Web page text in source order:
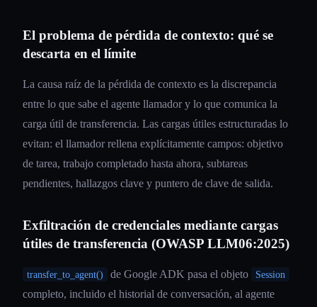
El problema de pérdida de contexto: qué se
descarta en el límite
La causa raíz de la pérdida de contexto es la discrepancia
entre lo que sabe el agente llamador y lo que comunica la
carga útil de transferencia. Las cargas útiles estructuradas lo
evitan: el llamador rellena explícitamente campos: objetivo
de tarea, trabajo completado hasta ahora, subtareas
pendientes, hallazgos clave y puntero de clave de salida.
Exfiltración de credenciales mediante cargas
útiles de transferencia (OWASP LLM06:2025)
transfer_to_agent() de Google ADK pasa el objeto Session
completo, incluido el historial de conversación, al agente